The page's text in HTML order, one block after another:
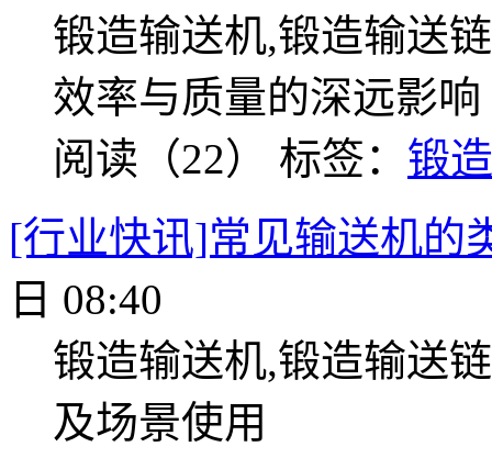
锻造输送机,锻造输送
效率与质量的深远影响
阅读（22） 标签： 锻
[行业快讯]常见输送机的
日 08:40
锻造输送机,锻造输送
及场景使用